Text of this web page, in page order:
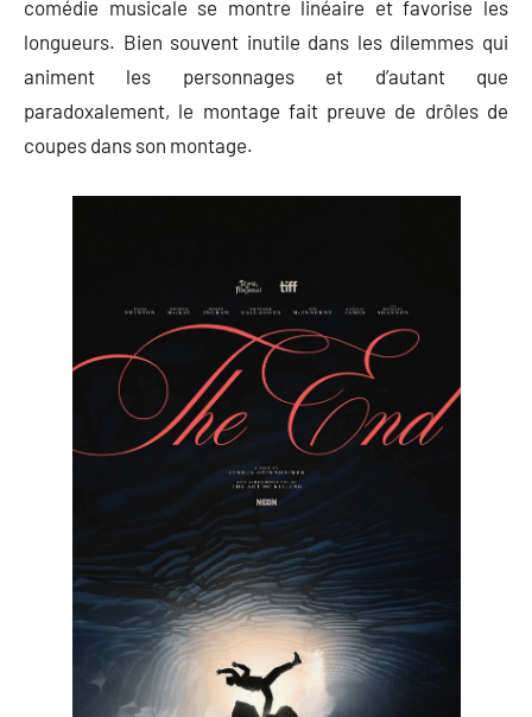
comédie musicale se montre linéaire et favorise les
longueurs. Bien souvent inutile dans les dilemmes qui
animent les personnages et d’autant que
paradoxalement, le montage fait preuve de drôles de
coupes dans son montage.